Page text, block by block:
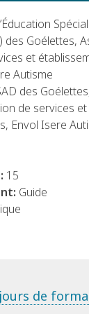
des Goélettes,
et
Autisme
des
de services
Envol Isere
15
Guide
de